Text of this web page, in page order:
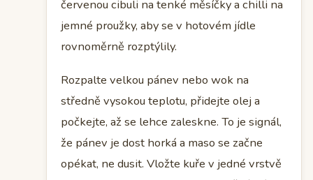
červenou cibuli na tenké měsíčky a chilli na
jemné proužky, aby se v hotovém jídle
rovnoměrně rozptýlily.
Rozpalte velkou pánev nebo wok na
středně vysokou teplotu, přidejte olej a
počkejte, až se lehce zaleskne. To je signál,
že pánev je dost horká a maso se začne
opékat, ne dusit. Vložte kuře v jedné vrstvě